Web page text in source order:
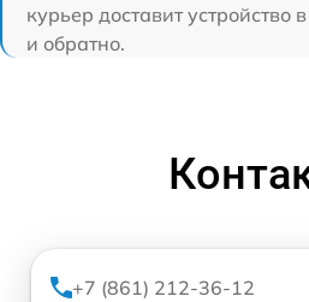
курьер доставит устройство
и обратно.
+7 (861) 212-36-12